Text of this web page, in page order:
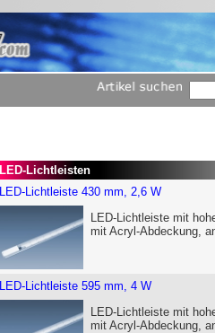
LED-Lichtleisten
LED-Lichtleiste 430 mm, 2,6 W
LED-Lichtleiste mit
mit Acryl-Abdeckung,
LED-Lichtleiste 595 mm, 4 W
LED-Lichtleiste mit
mit Acryl-Abdeckung,